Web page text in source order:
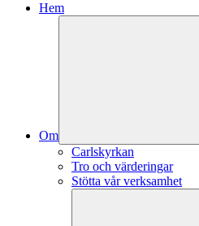
Hem
Om
Carlskyrkan
Tro och värderingar
Stötta vår verksamhet